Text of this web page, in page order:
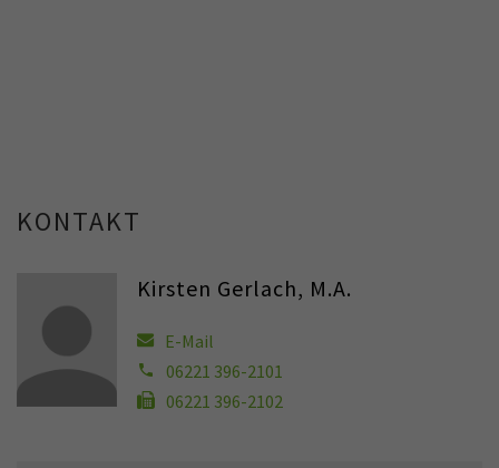
KONTAKT
Kirsten Gerlach, M.A.
E-Mail
06221 396-2101
06221 396-2102